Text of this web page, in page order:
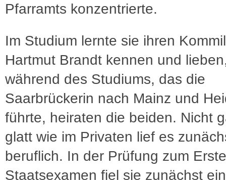
Pfarramts konzentrierte.
Im Studium lernte sie ihren
Hartmut Brandt kennen und
während des Studiums, das die
Saarbrückerin nach Mainz und
führte, heiraten die beiden. Nicht
glatt wie im Privaten lief es
beruflich. In der Prüfung zum
Staatsexamen fiel sie zunächst